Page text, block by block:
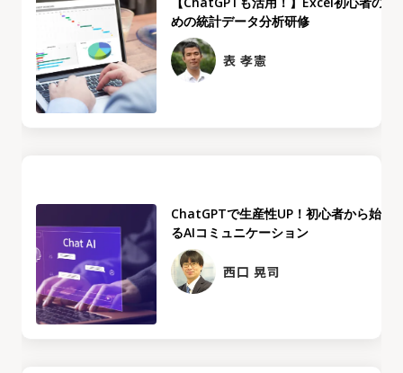
めの統計データ分析研修
表 孝憲
ChatGPTで生産性UP！初心者から始め
るAIコミュニケーション
西口 晃司